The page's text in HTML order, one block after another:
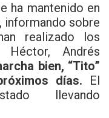
ha mantenido en
sobre
realizado los
Andrés
bien, “Tito”
días. El
llevando